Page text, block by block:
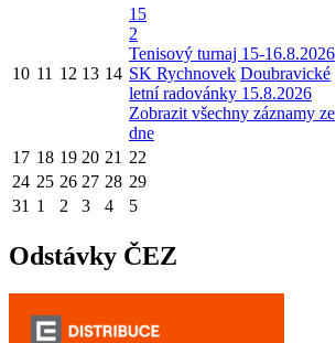
10 11 12 13 14
15
2
Tenisový turnaj 15-16.8.2026
SK Rychnovek Doubravické
letní radovánky 15.8.2026
Zobrazit všechny záznamy ze
dne
17 18 19 20 21 22
24 25 26 27 28 29
31 1 2 3 4 5
Odstávky ČEZ